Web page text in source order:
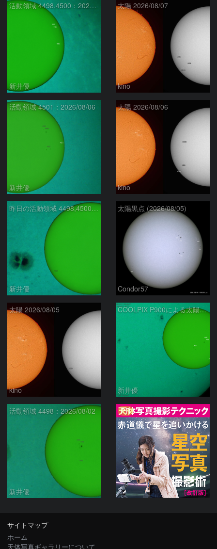
活動領域 4498,4500：2026/08/08
新井優
太陽 2026/08/07
kino
活動領域 4501：2026/08/06
新井優
太陽 2026/08/06
kino
昨日の活動領域 4498,4500：2026/08/05
新井優
太陽黒点 (2026/08/05)
Condor57
太陽 2026/08/05
kino
COOLPIX P900による太陽黒点：2026/08/04
新井優
活動領域 4498：2026/08/02
新井優
PR
サイトマップ
ホーム
天体写真ギャラリーについて